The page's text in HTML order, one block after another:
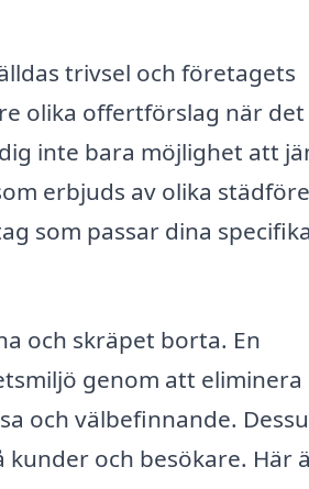
trivsel och företagets
olika offertförslag när det
inte bara möjlighet att
erbjuds av olika
som passar dina
och skräpet borta. En
genom att eliminera
och välbefinnande.
och besökare. Här